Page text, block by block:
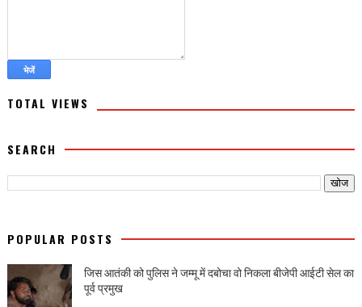
TOTAL VIEWS
SEARCH
POPULAR POSTS
जिस आतंकी को पुलिस ने जम्मू में दबोचा वो निकला बीजेपी आईटी सेल का
पूर्व प्रमुख